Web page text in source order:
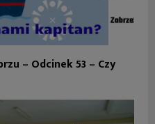
– Odcinek 53 – Czy